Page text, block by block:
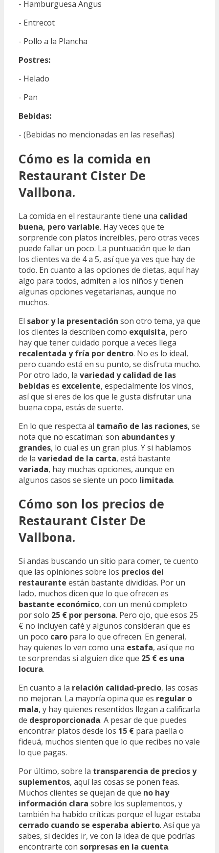
- Hamburguesa Angus
- Entrecot
- Pollo a la Plancha
Postres:
- Helado
- Pan
Bebidas:
- (Bebidas no mencionadas en las reseñas)
Cómo es la comida en
Restaurant Cister De
Vallbona.
La comida en el restaurante tiene una calidad
buena, pero variable. Hay veces que te
sorprende con platos increíbles, pero otras veces
puede fallar un poco. La puntuación que le dan
los clientes va de 4 a 5, así que ya ves que hay de
todo. En cuanto a las opciones de dietas, aquí hay
algo para todos, admiten a los niños y tienen
algunas opciones vegetarianas, aunque no
muchos.
El sabor y la presentación son otro tema, ya que
los clientes la describen como exquisita, pero
hay que tener cuidado porque a veces llega
recalentada y fría por dentro. No es lo ideal,
pero cuando está en su punto, se disfruta mucho.
Por otro lado, la variedad y calidad de las
bebidases excelente, especialmente los vinos,
así que si eres de los que le gusta disfrutar una
buena copa, estás de suerte.
En lo que respecta al tamaño de las raciones, se
nota que no escatiman: son abundantes y
grandes, lo cual es un gran plus. Y si hablamos
de la variedad de la carta, está bastante
variada, hay muchas opciones, aunque en
algunos casos se siente un poco limitada.
Cómo son los precios de
Restaurant Cister De
Vallbona.
Si andas buscando un sitio para comer, te cuento
que las opiniones sobre los precios del
restaurante están bastante divididas. Por un
lado, muchos dicen que lo que ofrecen es
bastante económico, con un menú completo
por solo 25 € por persona. Pero ojo, que esos 25
€ no incluyen café y algunos consideran que es
un poco caro para lo que ofrecen. En general,
hay quienes lo ven como una estafa, así que no
te sorprendas si alguien dice que 25 € es una
locura.
En cuanto a la relación calidad-precio, las cosas
no mejoran. La mayoría opina que es regular o
mala, y hay quienes resentidos llegan a calificarla
de desproporcionada. A pesar de que puedes
encontrar platos desde los 15 € para paella o
fideuá, muchos sienten que lo que recibes no vale
lo que pagas.
Por último, sobre la transparencia de precios y
suplementos, aquí las cosas se ponen feas.
Muchos clientes se quejan de que no hay
información clara sobre los suplementos, y
también ha habido críticas porque el lugar estaba
cerrado cuando se esperaba abierto. Así que ya
sabes, si decides ir, ve con la idea de que podrías
encontrarte con sorpresas en la cuenta.